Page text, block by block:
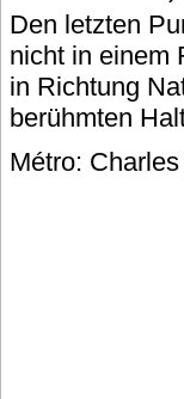
Den letzten
nicht in einem
in Richtung
berühmten
Métro: